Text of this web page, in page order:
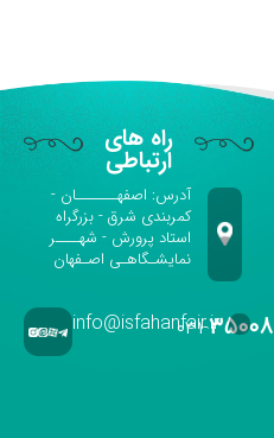
راه های
ارتباطی
آدرس: اصفهـــــــان -
کمربندی شرق - بزرگراه
استاد پرورش - شهــــر
نمایشـگاهـی اصـفهان
۰۳۱-۳۵۰۰۸info@isfahanfair.ir